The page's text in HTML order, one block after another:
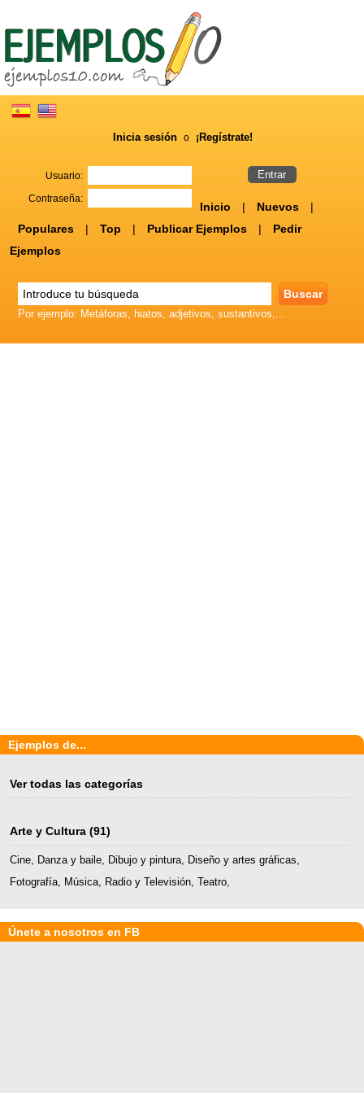
Inicia sesión o ¡Regístrate!
Usuario:
Contraseña:
Inicio | Nuevos
|
Populares
| Top | Publicar Ejemplos |
Pedir
Ejemplos
Por ejemplo: Metáforas, hiatos, adjetivos, sustantivos,...
Ejemplos de...
Ver todas las categorías
Arte y Cultura (91)
Cine, Danza y baile, Dibujo y pintura, Diseño y artes gráficas,
Fotografía, Música, Radio y Televisión, Teatro,
Únete a nosotros en FB